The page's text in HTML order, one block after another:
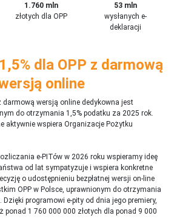
1.760 mln
złotych dla OPP
53 mln
wysłanych e-
deklaracji
dla OPP z darmową
online
darmową wersją online dedykowna jest
do otrzymania 1,5% podatku za 2025 rok.
aktywnie wspiera Organizacje Pożytku
e-PITów w 2026 roku wspieramy ideę
od lat sympatyzuje i wspiera konkretne
o udostępnieniu bezpłatnej wersji on-line
OPP w Polsce, uprawnionym do otrzymania
programowi e-pity od dnia jego premiery,
ponad 1 760 000 000 złotych dla ponad 9 000